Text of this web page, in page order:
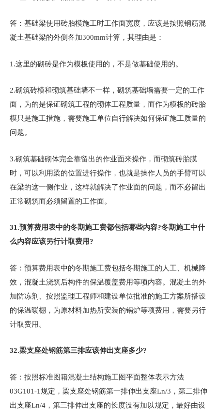
答：基础梁使用砖胎模施工时工作面宽度，应该是按照钢筋混
凝土基础梁的外侧各加300mm计算，其理由是：
1.这里的砌砖是作为模板使用的，不是做基础使用的。
2.砌筑砖模和砌筑基础墙不一样，砌筑基础墙需要一定的工作
面，为的是保证砌筑工程的砌体工程质量，而作为模板的砖胎
模只是施工措施，需要施工单位自行解决如何保证施工质量的
问题。
3.砌筑基础砌体完全靠留出的作业面来操作，而砌筑砖胎膜
时，可以利用梁的位置进行操作，也就是操作人员的手臂可以
在梁的这一侧作业，这样就解决了作业面的问题，而不必留出
正常砌筑而必须留置的工作面。
31.预算费用表中的冬期施工费都包括哪些内容?冬期施工中什
么内容应该另行计取费用?
答：预算费用表中的冬期施工费包括冬期施工的人工、机械降
效，混凝土浇筑后构件的保温覆盖费用等项内容。混凝土的外
加防冻剂、按照监理工程师和建设单位批准的施工方案所搭设
的保温暖棚，为原材料加热所安装的锅炉等项费用，需要另行
计取费用。
32.梁支座处钢筋第三排应该伸出支座多少?
答：按照标准图籍混凝土结构施工图平面整体表示方法
03G101-1规定，梁支座处钢筋第一排伸出支座Ln/3，第二排伸
出支座Ln/4，第三排伸出支座的长度没有加以规定，最好由设